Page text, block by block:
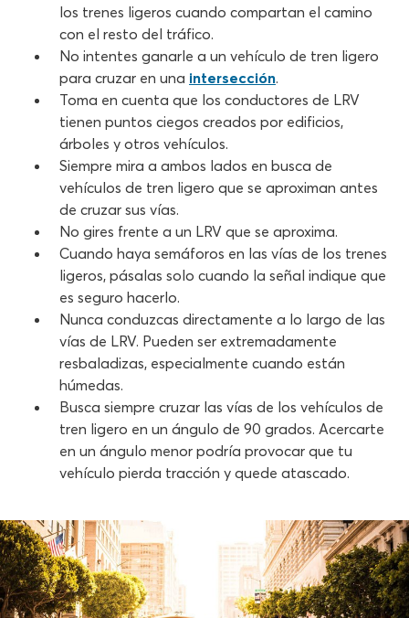
los trenes ligeros cuando compartan el camino
con el resto del tráfico.
No intentes ganarle a un vehículo de tren ligero
para cruzar en una intersección.
Toma en cuenta que los conductores de LRV
tienen puntos ciegos creados por edificios,
árboles y otros vehículos.
Siempre mira a ambos lados en busca de
vehículos de tren ligero que se aproximan antes
de cruzar sus vías.
No gires frente a un LRV que se aproxima.
Cuando haya semáforos en las vías de los trenes
ligeros, pásalas solo cuando la señal indique que
es seguro hacerlo.
Nunca conduzcas directamente a lo largo de las
vías de LRV. Pueden ser extremadamente
resbaladizas, especialmente cuando están
húmedas.
Busca siempre cruzar las vías de los vehículos de
tren ligero en un ángulo de 90 grados. Acercarte
en un ángulo menor podría provocar que tu
vehículo pierda tracción y quede atascado.